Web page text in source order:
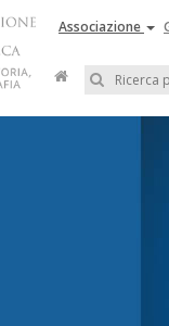
Associazione